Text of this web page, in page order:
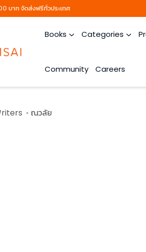
บาท จัดส่งฟรีทั่วประเทศ
Books Categories
Community Careers
ณวลัย